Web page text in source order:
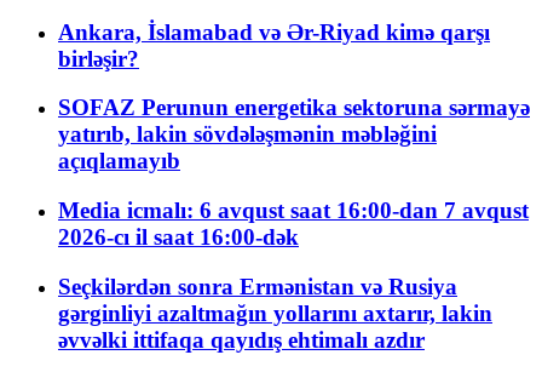
Ankara, İslamabad və Ər-Riyad kimə qarşı
birləşir?
SOFAZ Perunun energetika sektoruna sərmayə
yatırıb, lakin sövdələşmənin məbləğini
açıqlamayıb
Media icmalı: 6 avqust saat 16:00-dan 7 avqust
2026-cı il saat 16:00-dək
Seçkilərdən sonra Ermənistan və Rusiya
gərginliyi azaltmağın yollarını axtarır, lakin
əvvəlki ittifaqa qayıdış ehtimalı azdır